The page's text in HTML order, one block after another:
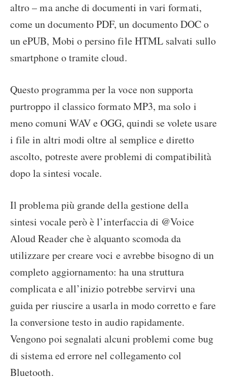
altro – ma anche di documenti in vari formati,
come un documento PDF, un documento DOC o
un ePUB, Mobi o persino file HTML salvati sullo
smartphone o tramite cloud.
Questo programma per la voce non supporta
purtroppo il classico formato MP3, ma solo i
meno comuni WAV e OGG, quindi se volete usare
i file in altri modi oltre al semplice e diretto
ascolto, potreste avere problemi di compatibilità
dopo la sintesi vocale.
Il problema più grande della gestione della
sintesi vocale però è l’interfaccia di @Voice
Aloud Reader che è alquanto scomoda da
utilizzare per creare voci e avrebbe bisogno di un
completo aggiornamento: ha una struttura
complicata e all’inizio potrebbe servirvi una
guida per riuscire a usarla in modo corretto e fare
la conversione testo in audio rapidamente.
Vengono poi segnalati alcuni problemi come bug
di sistema ed errore nel collegamento col
Bluetooth.